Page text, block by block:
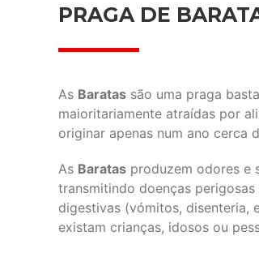
PRAGA DE
As Baratas são uma praga
maioritariamente atraídas por
originar apenas num ano cerca
As Baratas produzem odores e
transmitindo doenças
digestivas (vómitos, disenteria,
existam crianças, idosos ou